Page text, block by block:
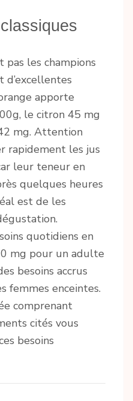
pas les champions
d’excellentes
apporte
le citron 45 mg
mg. Attention
rapidement les jus
leur teneur en
quelques heures
est de les
quotidiens en
mg pour un adulte
besoins accrus
femmes enceintes.
comprenant
cités vous
besoins